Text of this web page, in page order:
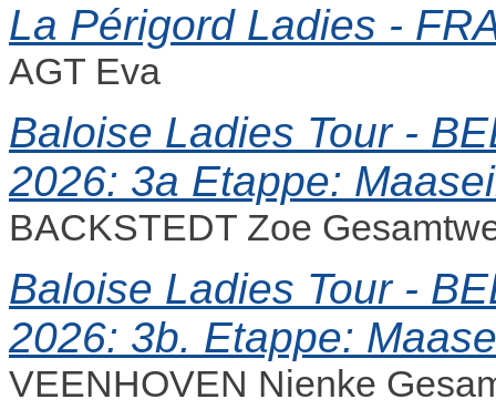
La Périgord Ladies -
AGT Eva
Baloise Ladies Tour -
2026: 3a Etappe:
BACKSTEDT Zoe
Baloise Ladies Tour -
2026: 3b. Etappe:
VEENHOVEN Nienke